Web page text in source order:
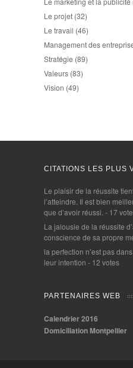
Le projet (32)
Le travail (46)
Management des
Stratégie (89)
Valeurs (83)
Vision (49)
CITATIONS LES PLUS
Le plaisir de la réussite
l’atteindre. Il est bien
que d’avoir réussi. - 17
La jalousie de la réussite
conscience de sa propre
la perfection n’est pas
leur intention - 12 votes
PARTENAIRES WEB
Calendrier 2016
Domiciliation Montpellier